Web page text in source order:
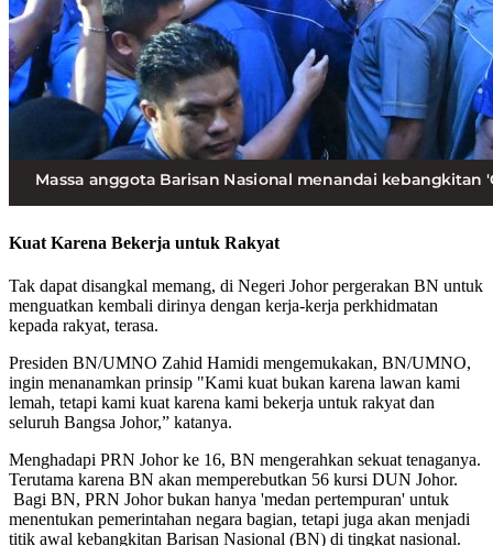
Kuat Karena Bekerja untuk Rakyat
Tak dapat disangkal memang, di Negeri Johor pergerakan BN untuk
menguatkan kembali dirinya dengan kerja-kerja perkhidmatan
kepada rakyat, terasa.
Presiden BN/UMNO Zahid Hamidi mengemukakan, BN/UMNO,
ingin menanamkan prinsip "Kami kuat bukan karena lawan kami
lemah, tetapi kami kuat karena kami bekerja untuk rakyat dan
seluruh Bangsa Johor,” katanya.
Menghadapi PRN Johor ke 16, BN mengerahkan sekuat tenaganya.
Terutama karena BN akan memperebutkan 56 kursi DUN Johor.
Bagi BN, PRN Johor bukan hanya 'medan pertempuran' untuk
menentukan pemerintahan negara bagian, tetapi juga akan menjadi
titik awal kebangkitan Barisan Nasional (BN) di tingkat nasional.